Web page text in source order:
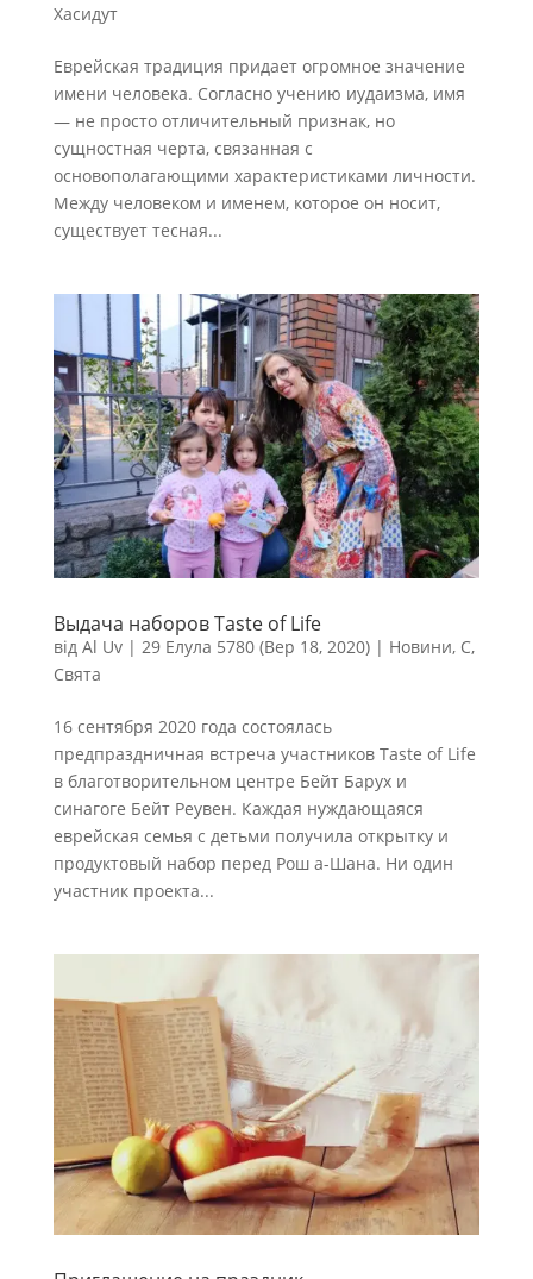
Хасидут
Еврейская традиция придает огромное значение
имени человека. Согласно учению иудаизма, имя
— не просто отличительный признак, но
сущностная черта, связанная с
основополагающими характеристиками личности.
Между человеком и именем, которое он носит,
существует тесная...
Выдача наборов Taste of Life
від Al Uv| 29 Елула 5780 (Вер 18, 2020)| Новини, С,
Свята
16 сентября 2020 года состоялась
предпраздничная встреча участников Taste of Life
в благотворительном центре Бейт Барух и
синагоге Бейт Реувен. Каждая нуждающаяся
еврейская семья с детьми получила открытку и
продуктовый набор перед Рош а-Шана. Ни один
участник проекта...